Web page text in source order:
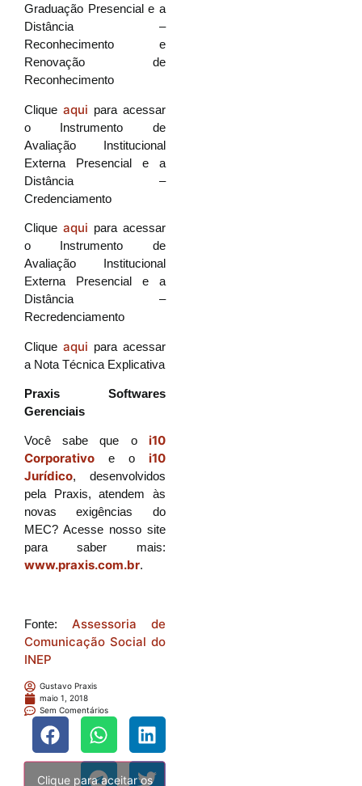
Graduação Presencial e a
Distância –
Reconhecimento e
Renovação de
Reconhecimento
Clique aqui para acessar
o Instrumento de
Avaliação Institucional
Externa Presencial e a
Distância –
Credenciamento
Clique aqui para acessar
o Instrumento de
Avaliação Institucional
Externa Presencial e a
Distância –
Recredenciamento
Clique aqui para acessar
a Nota Técnica Explicativa
Praxis Softwares
Gerenciais
Você sabe que o i10
Corporativo e o i10
Jurídico, desenvolvidos
pela Praxis, atendem às
novas exigências do
MEC? Acesse nosso site
para saber mais:
www.praxis.com.br.
Fonte: Assessoria de
Comunicação Social do
INEP
Gustavo Praxis
maio 1, 2018
Sem Comentários
Clique para aceitar os